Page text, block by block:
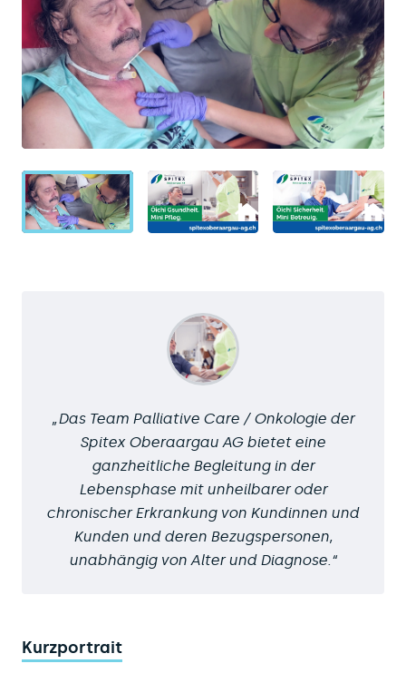
Das Team Palliative Care / Onkologie der
Spitex Oberaargau AG bietet eine
ganzheitliche Begleitung in der
Lebensphase mit unheilbarer oder
chronischer Erkrankung von Kundinnen und
Kunden und deren Bezugspersonen,
unabhängig von Alter und Diagnose.
Kurzportrait